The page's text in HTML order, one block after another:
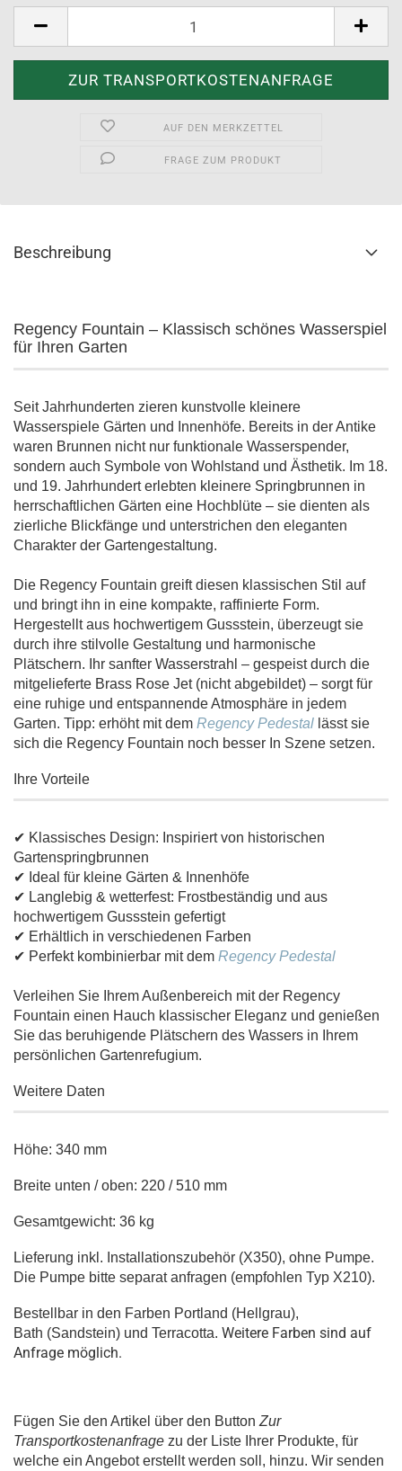
AUF DEN MERKZETTEL
FRAGE ZUM PRODUKT
Beschreibung
Regency Fountain – Klassisch schönes Wasserspiel
für Ihren Garten
Seit Jahrhunderten zieren kunstvolle kleinere
Wasserspiele Gärten und Innenhöfe. Bereits in der Antike
waren Brunnen nicht nur funktionale Wasserspender,
sondern auch Symbole von Wohlstand und Ästhetik. Im 18.
und 19. Jahrhundert erlebten kleinere Springbrunnen in
herrschaftlichen Gärten eine Hochblüte – sie dienten als
zierliche Blickfänge und unterstrichen den eleganten
Charakter der Gartengestaltung.
Die Regency Fountain greift diesen klassischen Stil auf
und bringt ihn in eine kompakte, raffinierte Form.
Hergestellt aus hochwertigem Gussstein, überzeugt sie
durch ihre stilvolle Gestaltung und harmonische
Plätschern. Ihr sanfter Wasserstrahl – gespeist durch die
mitgelieferte Brass Rose Jet (nicht abgebildet) – sorgt für
eine ruhige und entspannende Atmosphäre in jedem
Garten. Tipp: erhöht mit dem Regency Pedestal lässt sie
sich die Regency Fountain noch besser In Szene setzen.
Ihre Vorteile
✔ Klassisches Design: Inspiriert von historischen
Gartenspringbrunnen
✔ Ideal für kleine Gärten & Innenhöfe
✔ Langlebig & wetterfest: Frostbeständig und aus
hochwertigem Gussstein gefertigt
✔ Erhältlich in verschiedenen Farben
✔ Perfekt kombinierbar mit dem Regency Pedestal
Verleihen Sie Ihrem Außenbereich mit der Regency
Fountain einen Hauch klassischer Eleganz und genießen
Sie das beruhigende Plätschern des Wassers in Ihrem
persönlichen Gartenrefugium.
Weitere Daten
Höhe: 340 mm
Breite unten / oben: 220 / 510 mm
Gesamtgewicht: 36 kg
Lieferung inkl. Installationszubehör (X350), ohne Pumpe.
Die Pumpe bitte separat anfragen (empfohlen Typ X210).
Bestellbar in den Farben Portland (Hellgrau),
Bath (Sandstein) und Terracotta. Weitere Farben sind auf
Anfrage möglich.
Fügen Sie den Artikel über den Button Zur
Transportkostenanfrage zu der Liste Ihrer Produkte, für
welche ein Angebot erstellt werden soll, hinzu. Wir senden